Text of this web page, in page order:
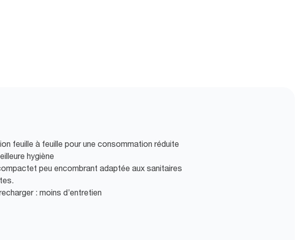
feuille à feuille pour une consommation réduite
hygiène
peu encombrant adaptée aux sanitaires
: moins d’entretien